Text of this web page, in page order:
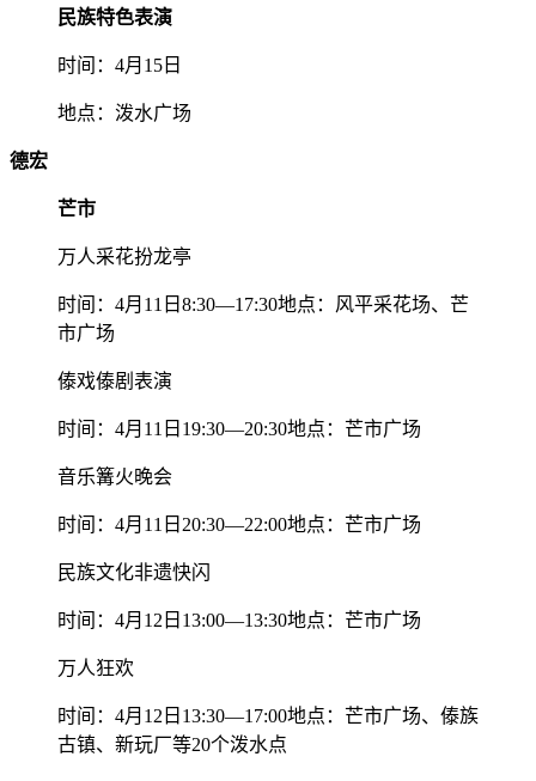
民族特色表演
时间：4月15日
地点：泼水广场
德宏
芒市
万人采花扮龙亭
时间：4月11日8:30—17:30地点：风平采花场、芒
市广场
傣戏傣剧表演
时间：4月11日19:30—20:30地点：芒市广场
音乐篝火晚会
时间：4月11日20:30—22:00地点：芒市广场
民族文化非遗快闪
时间：4月12日13:00—13:30地点：芒市广场
万人狂欢
时间：4月12日13:30—17:00地点：芒市广场、傣族
古镇、新玩厂等20个泼水点